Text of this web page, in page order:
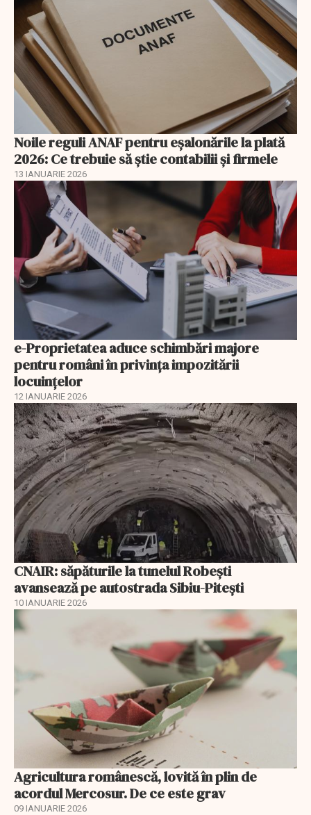
Noile reguli ANAF pentru eşalonările la plată
2026: Ce trebuie să știe contabilii și firmele
13 IANUARIE 2026
e-Proprietatea aduce schimbări majore
pentru români în privinţa impozitării
locuințelor
12 IANUARIE 2026
CNAIR: săpăturile la tunelul Robești
avansează pe autostrada Sibiu-Pitești
10 IANUARIE 2026
Agricultura românescă, lovită în plin de
acordul Mercosur. De ce este grav
09 IANUARIE 2026